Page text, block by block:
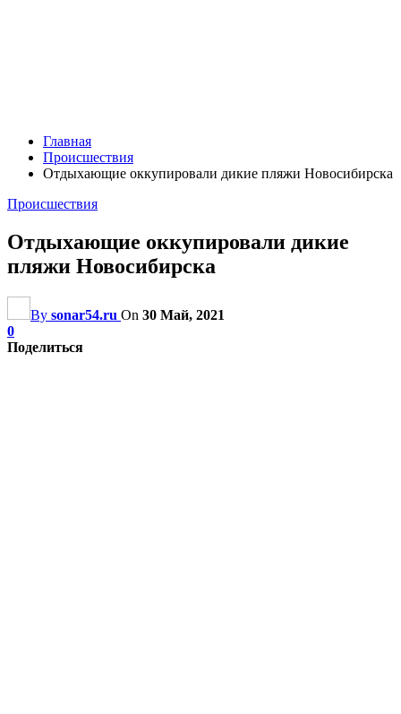
Главная
Происшествия
Отдыхающие оккупировали дикие пляжи Новосибирска
Происшествия
Отдыхающие оккупировали дикие
пляжи Новосибирска
By sonar54.ru On 30 Май, 2021
0
Поделиться